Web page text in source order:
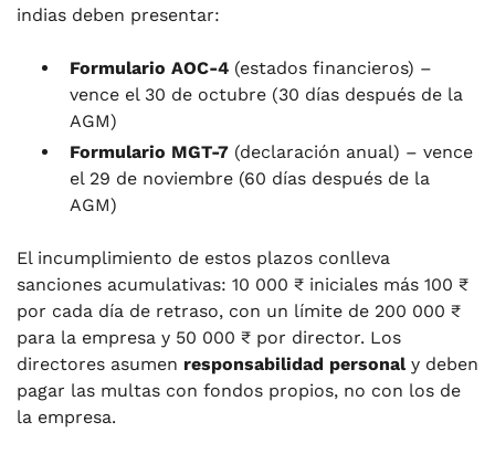
indias deben presentar:
Formulario AOC-4 (estados financieros) –
vence el 30 de octubre (30 días después de la
AGM)
Formulario MGT-7 (declaración anual) – vence
el 29 de noviembre (60 días después de la
AGM)
El incumplimiento de estos plazos conlleva
sanciones acumulativas: 10 000 ₹ iniciales más 100 ₹
por cada día de retraso, con un límite de 200 000 ₹
para la empresa y 50 000 ₹ por director. Los
directores asumen responsabilidad personaly deben
pagar las multas con fondos propios, no con los de
la empresa.